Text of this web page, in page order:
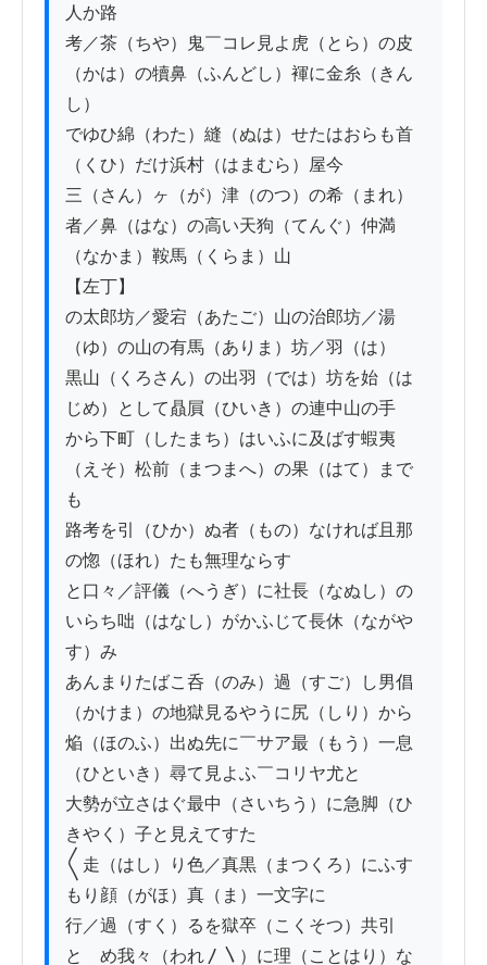
人か路
考／茶（ちや）鬼￣コレ見よ虎（とら）の皮
（かは）の犢鼻（ふんどし）褌に金糸（きん
し）
でゆひ綿（わた）縫（ぬは）せたはおらも首
（くひ）だけ浜村（はまむら）屋今
三（さん）ヶ（が）津（のつ）の希（まれ）
者／鼻（はな）の高い天狗（てんぐ）仲満
（なかま）鞍馬（くらま）山
【左丁】
の太郎坊／愛宕（あたご）山の治郎坊／湯
（ゆ）の山の有馬（ありま）坊／羽（は）
黒山（くろさん）の出羽（では）坊を始（は
じめ）として贔屓（ひいき）の連中山の手
から下町（したまち）はいふに及ばす蝦夷
（えそ）松前（まつまへ）の果（はて）まで
も
路考を引（ひか）ぬ者（もの）なければ且那
の惚（ほれ）たも無理ならす
と口々／評儀（へうぎ）に社長（なぬし）の
いらち咄（はなし）がかふじて長休（ながや
す）み
あんまりたばこ呑（のみ）過（すご）し男倡
（かけま）の地獄見るやうに尻（しり）から
焔（ほのふ）出ぬ先に￣サア最（もう）一息
（ひといき）尋て見よふ￣コリヤ尤と
大勢が立さはぐ最中（さいちう）に急脚（ひ
きやく）子と見えてすた
〱走（はし）り色／真黒（まつくろ）にふす
もり顔（がほ）真（ま）一文字に
行／過（すく）るを獄卒（こくそつ）共引
とゞめ我々（われ〳〵）に理（ことはり）な